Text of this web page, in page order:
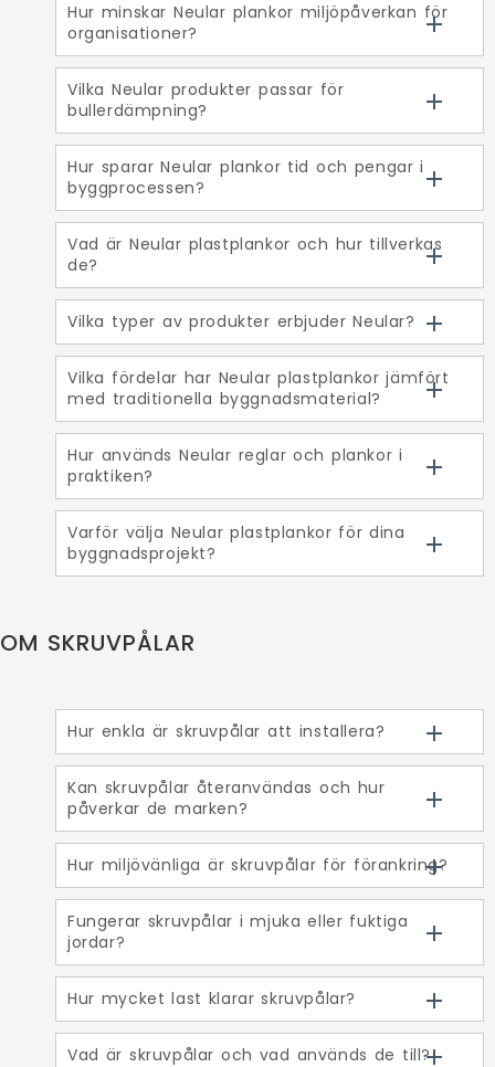
Hur minskar Neular plankor miljöpåverkan för
organisationer?
Vilka Neular produkter passar för
bullerdämpning?
Hur sparar Neular plankor tid och pengar i
byggprocessen?
Vad är Neular plastplankor och hur tillverkas
de?
Vilka typer av produkter erbjuder Neular?
Vilka fördelar har Neular plastplankor jämfört
med traditionella byggnadsmaterial?
Hur används Neular reglar och plankor i
praktiken?
Varför välja Neular plastplankor för dina
byggnadsprojekt?
OM SKRUVPÅLAR
Hur enkla är skruvpålar att installera?
Kan skruvpålar återanvändas och hur
påverkar de marken?
Hur miljövänliga är skruvpålar för förankring?
Fungerar skruvpålar i mjuka eller fuktiga
jordar?
Hur mycket last klarar skruvpålar?
Vad är skruvpålar och vad används de till?